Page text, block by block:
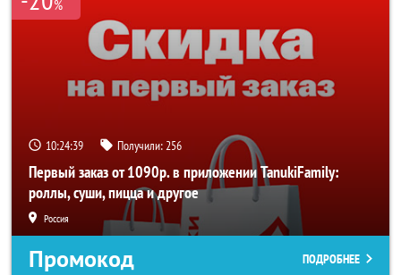
%
10:24:39 Получили:256
Первый заказ от 1090р. в приложении TanukiFamily:
роллы, суши, пицца и другое
Россия
Промокод ПОДРОБНЕЕ